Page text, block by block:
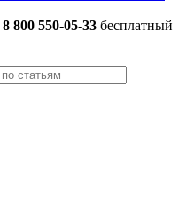
8 800 550-05-33 бесплатный